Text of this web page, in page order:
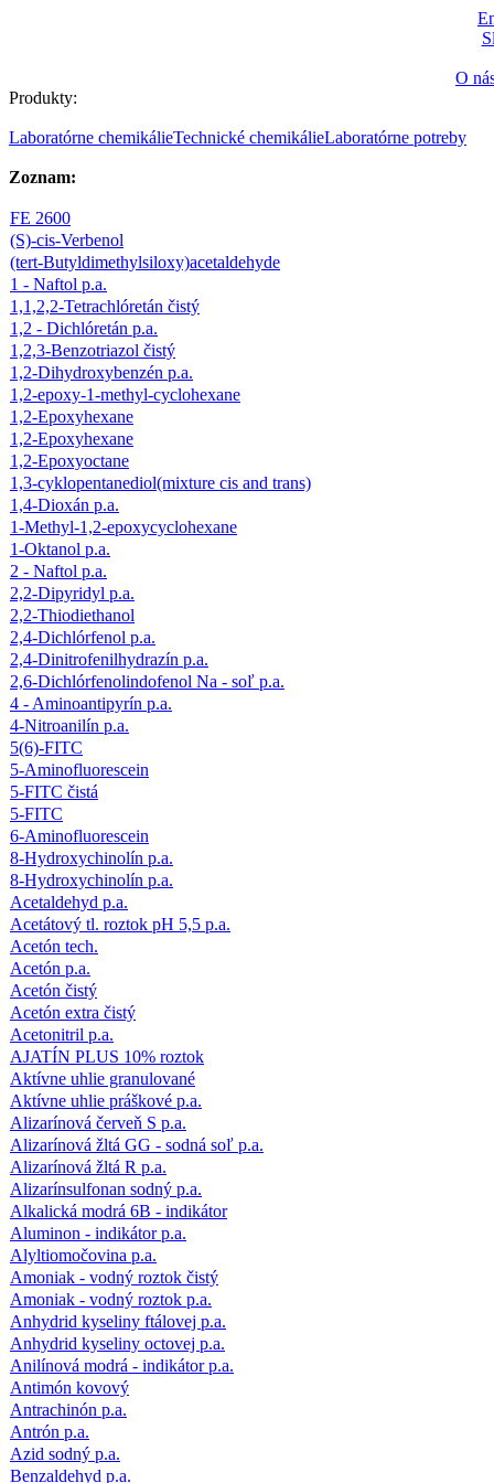
O
Produkty:
Laboratórne chemikálieTechnické chemikálieLaboratórne potreby
Zoznam:
FE 2600
(S)-cis-Verbenol
(tert-Butyldimethylsiloxy)acetaldehyde
1 - Naftol p.a.
1,1,2,2-Tetrachlóretán čistý
1,2 - Dichlóretán p.a.
1,2,3-Benzotriazol čistý
1,2-Dihydroxybenzén p.a.
1,2-epoxy-1-methyl-cyclohexane
1,2-Epoxyhexane
1,2-Epoxyhexane
1,2-Epoxyoctane
1,3-cyklopentanediol(mixture cis and trans)
1,4-Dioxán p.a.
1-Methyl-1,2-epoxycyclohexane
1-Oktanol p.a.
2 - Naftol p.a.
2,2-Dipyridyl p.a.
2,2-Thiodiethanol
2,4-Dichlórfenol p.a.
2,4-Dinitrofenilhydrazín p.a.
2,6-Dichlórfenolindofenol Na - soľ p.a.
4 - Aminoantipyrín p.a.
4-Nitroanilín p.a.
5(6)-FITC
5-Aminofluorescein
5-FITC čistá
5-FITC
6-Aminofluorescein
8-Hydroxychinolín p.a.
8-Hydroxychinolín p.a.
Acetaldehyd p.a.
Acetátový tl. roztok pH 5,5 p.a.
Acetón tech.
Acetón p.a.
Acetón čistý
Acetón extra čistý
Acetonitril p.a.
AJATÍN PLUS 10% roztok
Aktívne uhlie granulované
Aktívne uhlie práškové p.a.
Alizarínová červeň S p.a.
Alizarínová žltá GG - sodná soľ p.a.
Alizarínová žltá R p.a.
Alizarínsulfonan sodný p.a.
Alkalická modrá 6B - indikátor
Aluminon - indikátor p.a.
Alyltiomočovina p.a.
Amoniak - vodný roztok čistý
Amoniak - vodný roztok p.a.
Anhydrid kyseliny ftálovej p.a.
Anhydrid kyseliny octovej p.a.
Anilínová modrá - indikátor p.a.
Antimón kovový
Antrachinón p.a.
Antrón p.a.
Azid sodný p.a.
Benzaldehyd p.a.